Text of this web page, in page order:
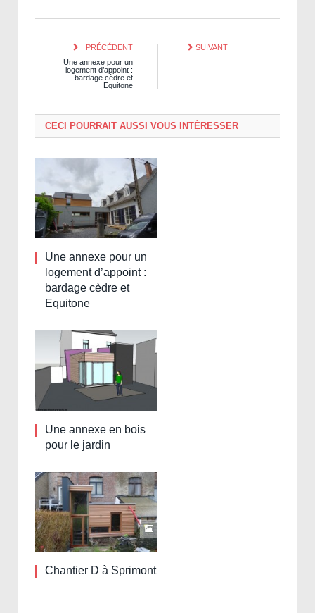
PRÉCÉDENT
Une annexe pour un
logement d’appoint :
bardage cèdre et
Equitone
SUIVANT
CECI POURRAIT AUSSI VOUS INTÉRESSER
Une annexe pour un
logement d’appoint :
bardage cèdre et
Equitone
Une annexe en bois
pour le jardin
Chantier D à Sprimont